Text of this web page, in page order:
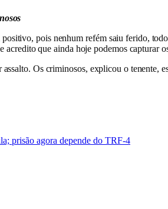
pois nenhum refém saiu ferido,
que ainda hoje podemos capturar
Os criminosos, explicou o tenente,
prisão agora depende do TRF-4